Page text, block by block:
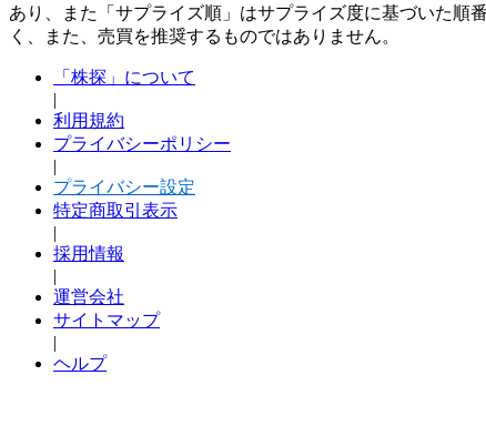
あり、また「サプライズ順」はサプライズ度に基づいた順
く、また、売買を推奨するものではありません。
「株探」について
|
利用規約
プライバシーポリシー
|
プライバシー設定
特定商取引表示
|
採用情報
|
運営会社
サイトマップ
|
ヘルプ